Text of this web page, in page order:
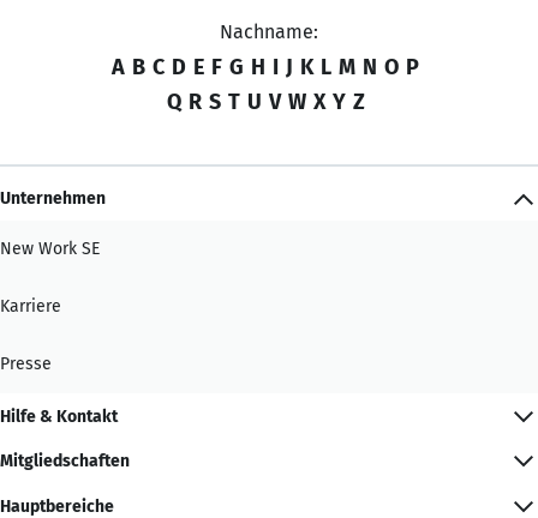
Nachname:
A B C D E F G H I J K L M N O P
Q R S T U V W X Y Z
Unternehmen
New Work SE
Karriere
Presse
Hilfe & Kontakt
Mitgliedschaften
Hauptbereiche